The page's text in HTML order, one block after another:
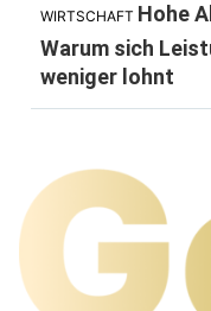
WIRTSCHAFT Hohe
Warum sich
weniger lohnt